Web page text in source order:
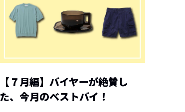
【７月編】バイヤーが絶賛し
た、今月のベストバイ！